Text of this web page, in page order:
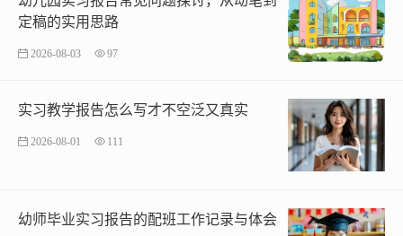
定稿的实用思路
2026-08-03 97
实习教学报告怎么写才不空泛又真实
2026-08-01 111
幼师毕业实习报告的配班工作记录与体会